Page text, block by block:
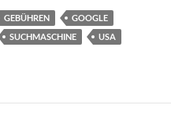
GEBÜHREN
GOOGLE
SUCHMASCHINE
USA